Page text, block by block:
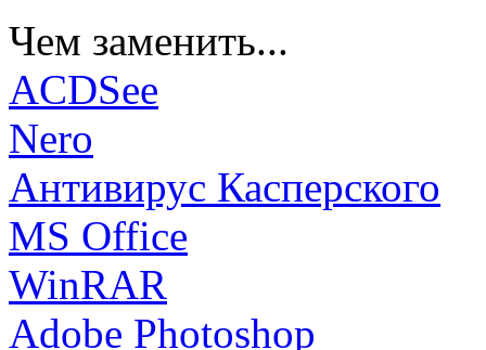
Чем заменить...
ACDSee
Nero
Антивирус Касперского
MS Office
WinRAR
Adobe Photoshop